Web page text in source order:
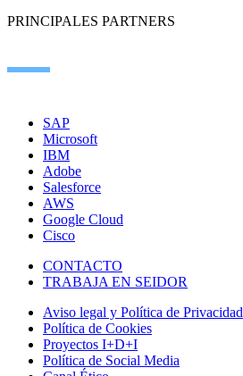
PRINCIPALES PARTNERS
SAP
Microsoft
IBM
Adobe
Salesforce
AWS
Google Cloud
Cisco
CONTACTO
TRABAJA EN SEIDOR
Aviso legal y Política de Privacidad
Política de Cookies
Proyectos I+D+I
Política de Social Media